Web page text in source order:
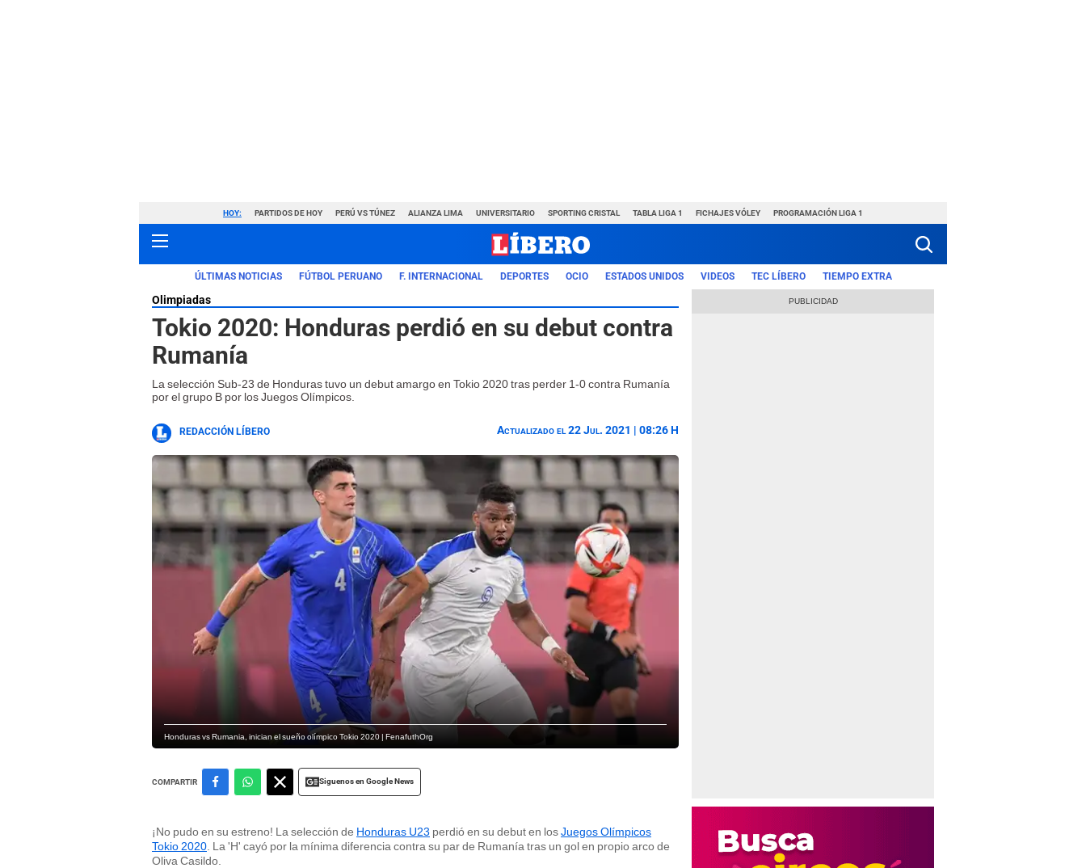
HOY: PARTIDOS DE HOY PERÚ VS TÚNEZ ALIANZA LIMA UNIVERSITARIO SPORTING CRISTAL TABLA LIGA 1 FICHAJES VÓLEY PROGRAMACIÓN LIGA 1
ÚLTIMAS NOTICIAS FÚTBOL PERUANO F. INTERNACIONAL DEPORTES OCIO ESTADOS UNIDOS VIDEOS TEC LÍBERO TIEMPO EXTRA
Olimpiadas
Tokio 2020: Honduras perdió en su debut contra
Rumanía
La selección Sub-23 de Honduras tuvo un debut amargo en Tokio 2020 tras perder 1-0 contra Rumanía
por el grupo B por los Juegos Olímpicos.
REDACCIÓN LÍBERO Actualizado el 22 Jul. 2021 | 08:26 H
Honduras vs Rumania, inician el sueño olímpico Tokio 2020 | FenafuthOrg
COMPARTIR Siguenos en Google News
¡No pudo en su estreno! La selección de Honduras U23 perdió en su debut en losJuegos Olímpicos
Tokio 2020 . La 'H' cayó por la mínima diferencia contra su par de Rumanía tras un gol en propio arco de
Oliva Casildo.